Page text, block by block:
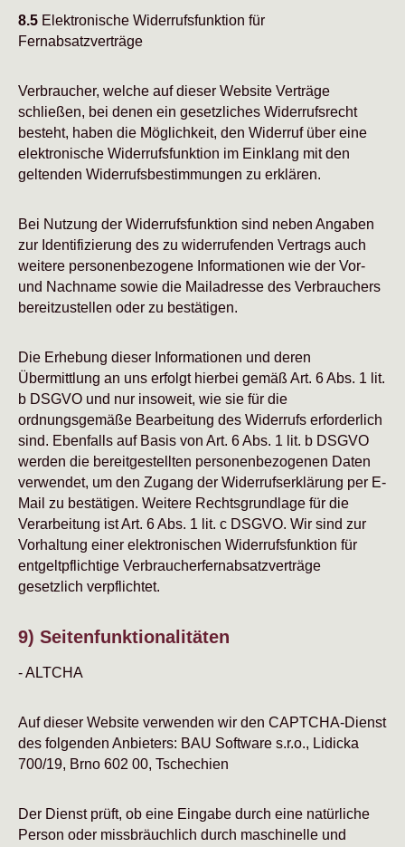
8.5 Elektronische Widerrufsfunktion für
Fernabsatzverträge
Verbraucher, welche auf dieser Website Verträge
schließen, bei denen ein gesetzliches Widerrufsrecht
besteht, haben die Möglichkeit, den Widerruf über eine
elektronische Widerrufsfunktion im Einklang mit den
geltenden Widerrufsbestimmungen zu erklären.
Bei Nutzung der Widerrufsfunktion sind neben Angaben
zur Identifizierung des zu widerrufenden Vertrags auch
weitere personenbezogene Informationen wie der Vor-
und Nachname sowie die Mailadresse des Verbrauchers
bereitzustellen oder zu bestätigen.
Die Erhebung dieser Informationen und deren
Übermittlung an uns erfolgt hierbei gemäß Art. 6 Abs. 1 lit.
b DSGVO und nur insoweit, wie sie für die
ordnungsgemäße Bearbeitung des Widerrufs erforderlich
sind. Ebenfalls auf Basis von Art. 6 Abs. 1 lit. b DSGVO
werden die bereitgestellten personenbezogenen Daten
verwendet, um den Zugang der Widerrufserklärung per E-
Mail zu bestätigen. Weitere Rechtsgrundlage für die
Verarbeitung ist Art. 6 Abs. 1 lit. c DSGVO. Wir sind zur
Vorhaltung einer elektronischen Widerrufsfunktion für
entgeltpflichtige Verbraucherfernabsatzverträge
gesetzlich verpflichtet.
9) Seitenfunktionalitäten
- ALTCHA
Auf dieser Website verwenden wir den CAPTCHA-Dienst
des folgenden Anbieters: BAU Software s.r.o., Lidicka
700/19, Brno 602 00, Tschechien
Der Dienst prüft, ob eine Eingabe durch eine natürliche
Person oder missbräuchlich durch maschinelle und